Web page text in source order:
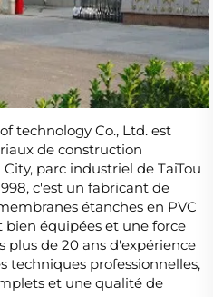
technology Co., Ltd. est
de construction
parc industriel de TaiTou
c'est un fabricant de
étanches en PVC
bien équipées et une force
plus de 20 ans d'expérience
techniques professionnelles,
et une qualité de